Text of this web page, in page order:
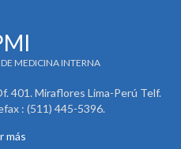
MEDICINA INTERNA
401. Miraflores Lima-Perú Telf.
: (511) 445-5396.
más